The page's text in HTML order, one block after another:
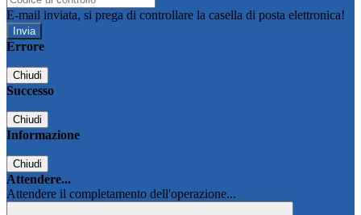
E-mail inviata, si prega di controllare la casella di posta elettronica!
Errore
Chiudi
Successo
Chiudi
Informazione
Chiudi
Attendere...
Attendere il completamento dell'operazione...